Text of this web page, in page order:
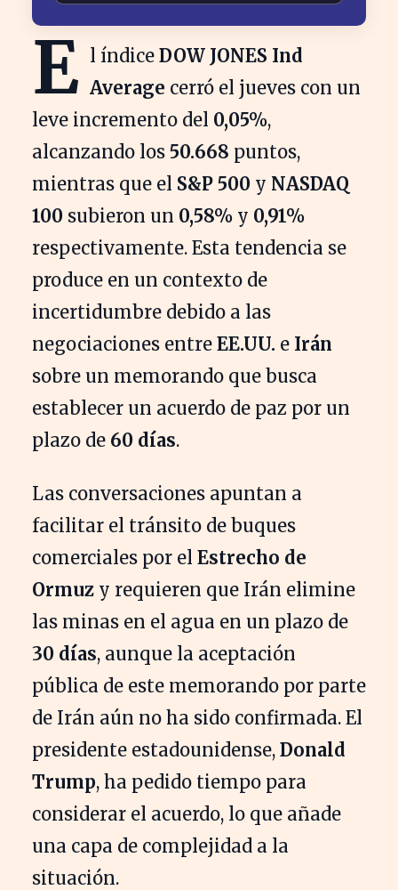
E l índice DOW JONES Ind
Average cerró el jueves con un
leve incremento del 0,05%,
alcanzando los 50.668 puntos,
mientras que el S&P 500 y NASDAQ
100 subieron un 0,58% y 0,91%
respectivamente. Esta tendencia se
produce en un contexto de
incertidumbre debido a las
negociaciones entre EE.UU. e Irán
sobre un memorando que busca
establecer un acuerdo de paz por un
plazo de 60 días.
Las conversaciones apuntan a
facilitar el tránsito de buques
comerciales por el Estrecho de
Ormuz y requieren que Irán elimine
las minas en el agua en un plazo de
30 días, aunque la aceptación
pública de este memorando por parte
de Irán aún no ha sido confirmada. El
presidente estadounidense, Donald
Trump, ha pedido tiempo para
considerar el acuerdo, lo que añade
una capa de complejidad a la
situación.